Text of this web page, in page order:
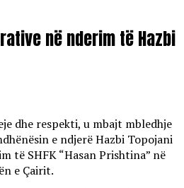
në nderim të Hazbi
dhe respekti, u mbajt mbledhje
e ndjerë Hazbi Topojani
të SHFK “Hasan Prishtina” në
e Çairit.